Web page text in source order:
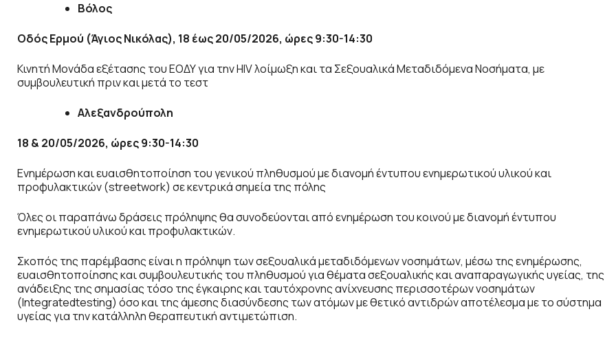
Βόλος
Οδός Ερμού (Άγιος Νικόλας), 18 έως 20/05/2026, ώρες 9:30-14:30
Κινητή Μονάδα εξέτασης του ΕΟΔΥ για την HIV λοίμωξη και τα Σεξουαλικά Μεταδιδόμενα Νοσήματα, με
συμβουλευτική πριν και μετά το τεστ
Αλεξανδρούπολη
18 & 20/05/2026, ώρες 9:30-14:30
Ενημέρωση και ευαισθητοποίηση του γενικού πληθυσμού με διανομή έντυπου ενημερωτικού υλικού και
προφυλακτικών (streetwork) σε κεντρικά σημεία της πόλης
Όλες οι παραπάνω δράσεις πρόληψης θα συνοδεύονται από ενημέρωση του κοινού με διανομή έντυπου
ενημερωτικού υλικού και προφυλακτικών.
Σκοπός της παρέμβασης είναι η πρόληψη των σεξουαλικά μεταδιδόμενων νοσημάτων, μέσω της ενημέρωσης,
ευαισθητοποίησης και συμβουλευτικής του πληθυσμού για θέματα σεξουαλικής και αναπαραγωγικής υγείας, της
ανάδειξης της σημασίας τόσο της έγκαιρης και ταυτόχρονης ανίχνευσης περισσοτέρων νοσημάτων
(Integratedtesting) όσο και της άμεσης διασύνδεσης των ατόμων με θετικό αντιδρών αποτέλεσμα με το σύστημα
υγείας για την κατάλληλη θεραπευτική αντιμετώπιση.